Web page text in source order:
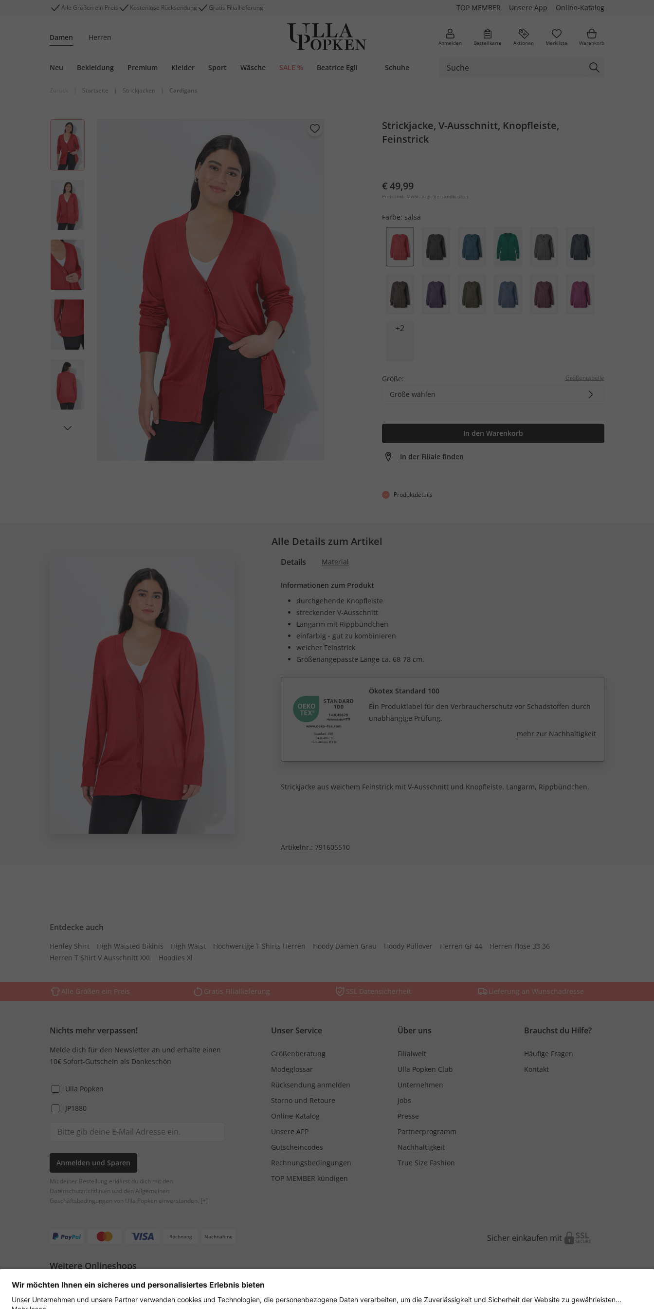
Alle Größen ein Preis Kostenlose Rücksendung Gratis Filiallieferung TOP MEMBER Unsere App Online-Katalog
Damen Herren
Anmelden Bestellkarte Aktionen Merkliste Warenkorb
Neu Bekleidung Premium Kleider Sport Wäsche SALE % Beatrice Egli Schuhe
| Startseite | Strickjacken | Cardigans
Strickjacke, V-Ausschnitt, Knopfleiste,
Feinstrick
€ 49,99
Preis inkl. MwSt. zzgl. Versandkosten
Farbe: salsa
+2
Größe: Größentabelle
Größe wählen
In den Warenkorb
In der Filiale finden
Produktdetails
Alle Details zum Artikel
Details Material
Informationen zum Produkt
durchgehende Knopfleiste
streckender V-Ausschnitt
Langarm mit Rippbündchen
einfarbig - gut zu kombinieren
weicher Feinstrick
Größenangepasste Länge ca. 68-78 cm.
Ökotex Standard 100
Ein Produktlabel für den Verbraucherschutz vor Schadstoffen durch
unabhängige Prüfung.
mehr zur Nachhaltigkeit
Strickjacke aus weichem Feinstrick mit V-Ausschnitt und Knopfleiste. Langarm, Rippbündchen.
Artikelnr.: 791605510
Entdecke auch
Henley Shirt High Waisted Bikinis High Waist Hochwertige T Shirts Herren Hoody Damen Grau Hoody Pullover Herren Gr 44
Herren Hose 33 36
Herren T Shirt V Ausschnitt XXL
Hoodies Xl
Alle Größen ein Preis Gratis Filiallieferung SSL Datensicherheit Lieferung an Wunschadresse
Nichts mehr verpassen!
Melde dich für den Newsletter an und erhalte einen
10€ Sofort-Gutschein als Dankeschön
Ulla Popken
JP1880
Anmelden und Sparen
Mit deiner Bestellung erklärst du dich mit den
Datenschutzrichtlinien und den Allgemeinen
Geschäftsbedingungen von Ulla Popken einverstanden. [+]
Unser Service
Größenberatung
Modeglossar
Rücksendung anmelden
Storno und Retoure
Online-Katalog
Unsere APP
Gutscheincodes
Rechnungsbedingungen
TOP MEMBER kündigen
Über uns
Filialwelt
Ulla Popken Club
Unternehmen
Jobs
Presse
Partnerprogramm
Nachhaltigkeit
True Size Fashion
Brauchst du Hilfe?
Häufige Fragen
Kontakt
Rechnung Nachnahme Sicher einkaufen mit
Weitere Onlineshops
Österreich